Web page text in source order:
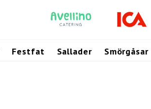
Festfat Sallader Smörgåsar